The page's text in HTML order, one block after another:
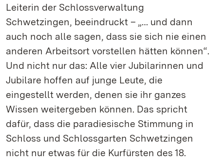
Leiterin der Schlossverwaltung
Schwetzingen, beeindruckt – „… und dann
auch noch alle sagen, dass sie sich nie einen
anderen Arbeitsort vorstellen hätten können“.
Und nicht nur das: Alle vier Jubilarinnen und
Jubilare hoffen auf junge Leute, die
eingestellt werden, denen sie ihr ganzes
Wissen weitergeben können. Das spricht
dafür, dass die paradiesische Stimmung in
Schloss und Schlossgarten Schwetzingen
nicht nur etwas für die Kurfürsten des 18.